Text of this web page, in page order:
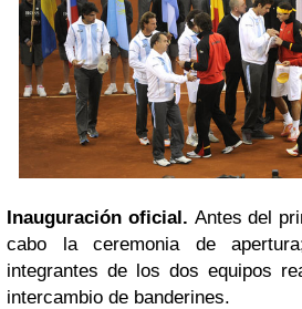
Inauguración oficial. Antes del
cabo la ceremonia de
integrantes de los dos equipos
intercambio de banderines.